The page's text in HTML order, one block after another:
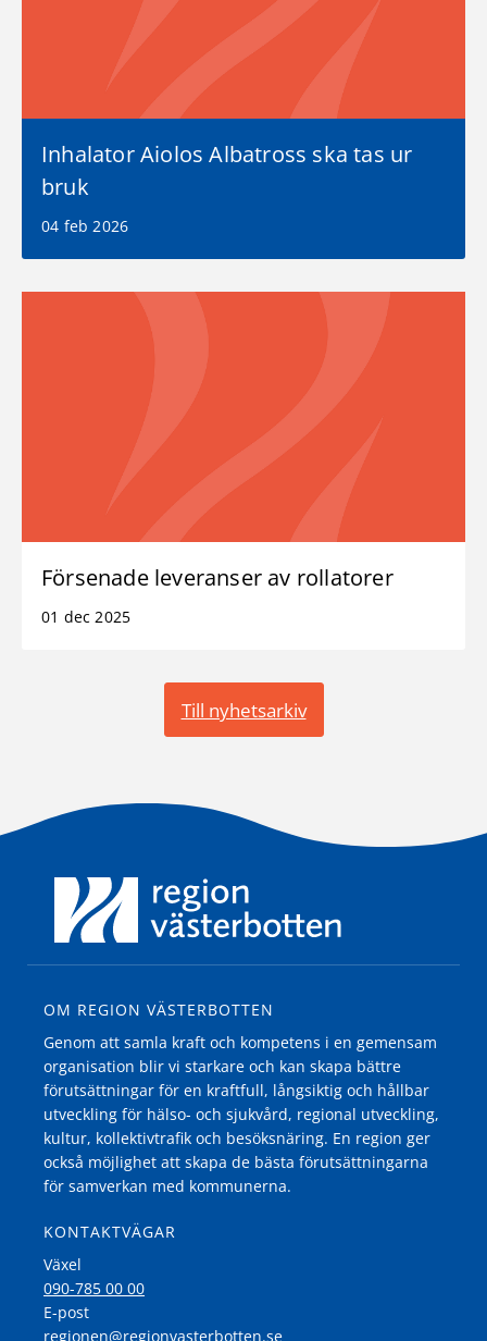
Inhalator Aiolos Albatross ska tas ur
bruk
04 feb 2026
Försenade leveranser av rollatorer
01 dec 2025
Till nyhetsarkiv
OM REGION VÄSTERBOTTEN
Genom att samla kraft och kompetens i en gemensam
organisation blir vi starkare och kan skapa bättre
förutsättningar för en kraftfull, långsiktig och hållbar
utveckling för hälso- och sjukvård, regional utveckling,
kultur, kollektivtrafik och besöksnäring. En region ger
också möjlighet att skapa de bästa förutsättningarna
för samverkan med kommunerna.
KONTAKTVÄGAR
Växel
090-785 00 00
E-post
regionen@regionvasterbotten.se